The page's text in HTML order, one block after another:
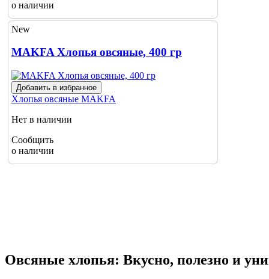
о наличии
New
MAKFA Хлопья овсяные, 400 гр
Добавить в избранное
Хлопья овсяные MAKFA
Нет в наличии
Сообщить
о наличии
Овсяные хлопья: Вкусно, полезно и